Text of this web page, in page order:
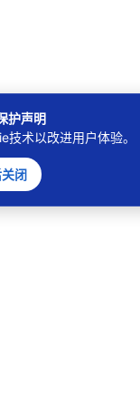
护声明
术以改进用户体验。
闭